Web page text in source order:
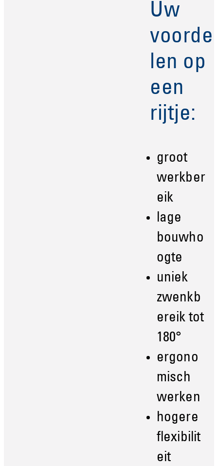
Uw
voorde
len op
een
rijtje:
groot
werkber
eik
lage
bouwho
ogte
uniek
zwenkb
ereik tot
180°
ergono
misch
werken
hogere
flexibilit
eit